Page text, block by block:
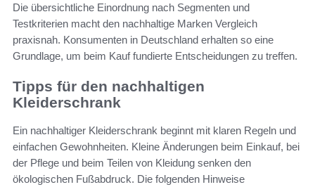
Die übersichtliche Einordnung nach Segmenten und
Testkriterien macht den nachhaltige Marken Vergleich
praxisnah. Konsumenten in Deutschland erhalten so eine
Grundlage, um beim Kauf fundierte Entscheidungen zu treffen.
Tipps für den nachhaltigen
Kleiderschrank
Ein nachhaltiger Kleiderschrank beginnt mit klaren Regeln und
einfachen Gewohnheiten. Kleine Änderungen beim Einkauf, bei
der Pflege und beim Teilen von Kleidung senken den
ökologischen Fußabdruck. Die folgenden Hinweise